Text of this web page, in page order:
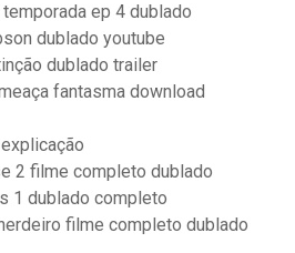
ep 4 dublado
dublado youtube
dublado trailer
fantasma download
2 filme completo dublado
1 dublado completo
filme completo dublado